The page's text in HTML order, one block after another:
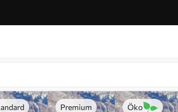
Premium Öko